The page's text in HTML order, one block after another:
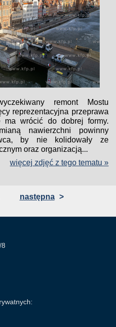
remont Mostu
reprezentacyjna przeprawa
ma wrócić do dobrej formy.
nawierzchni powinny
by nie kolidowały ze
oraz organizacją...
więcej zdjęć z tego tematu »
następna >